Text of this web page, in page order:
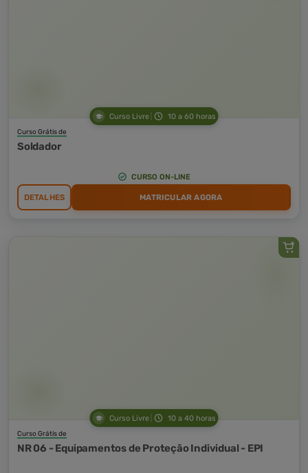
Curso Livre 10 a 60 horas
Curso Grátis de
Soldador
CURSO ON-LINE
DETALHES MATRICULAR AGORA
Curso Livre 10 a 40 horas
Curso Grátis de
NR 06 - Equipamentos de Proteção Individual - EPI